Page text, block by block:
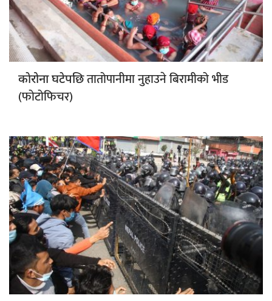
काेरोना घटेपछितातोपानीमा नुहाउने बिरामीको भीड
(फोटोफिचर)